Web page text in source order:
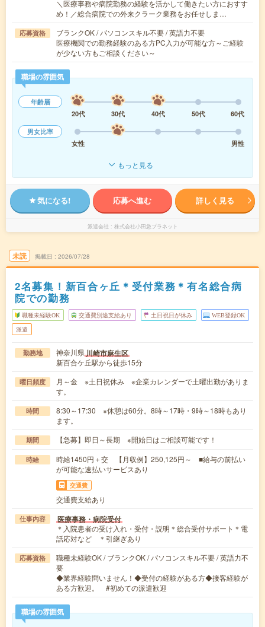
＼医療事務や病院勤務の経験を活かして働きたい方におすす
め！／総合病院での外来クラーク業務をお任せしま…
応募資格
ブランクOK / パソコンスキル不要 / 英語力不要
医療機関での勤務経験のある方PC入力が可能な方～ご経験
が少ない方もご相談ください～
職場の雰囲気
年齢層
20代
30代 40代 50代
60代
男女比率
女性
男性
もっと見る
気になる! 応募へ進む 詳しく見る
派遣会社 株式会社小田急プラネット
未読 掲載日 2026/07/28
2名募集！新百合ヶ丘＊受付業務＊有名総合病
院での勤務
職種未経験OK 交通費別途支給あり 土日祝日が休み WEB登録OK
派遣
勤務地 神奈川県川崎市麻生区
新百合ケ丘駅から徒歩15分
曜日頻度
月～金 ※土日祝休み ※企業カレンダーで土曜出勤がありま
す。
時間
8:30～17:30 ※休憩は60分。8時～17時・9時～18時もあり
ます。
期間 【急募】即日～長期 ※開始日はご相談可能です！
時給
時給1450円＋交 【月収例】250,125円～ ■給与の前払い
が可能な速払いサービスあり
交通費
交通費支給あり
仕事内容 医療事務・病院受付
＊入院患者の受け入れ・受付・説明＊総合受付サポート＊電
話応対など ＊引継ぎあり
応募資格
職種未経験OK / ブランクOK / パソコンスキル不要 / 英語力不
要
◆業界経験問いません！◆受付の経験がある方◆接客経験が
ある方歓迎。 #初めての派遣歓迎
職場の雰囲気